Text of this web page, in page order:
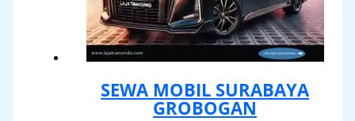
SEWA MOBIL SURABAYA
GROBOGAN